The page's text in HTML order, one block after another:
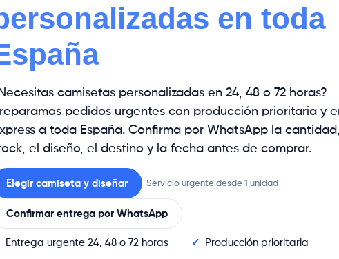
en toda
camisetas personalizadas en 24, 48 o 72 horas?
pedidos urgentes con producción prioritaria y
a toda España. Confirma por WhatsApp la
el diseño, el destino y la fecha antes de comprar.
Elegir camiseta y diseñar Servicio urgente desde 1 unidad
Confirmar entrega por WhatsApp
Entrega urgente 24, 48 o 72 horas
Producción prioritaria